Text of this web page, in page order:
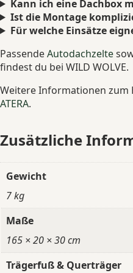
Kann ich eine Dachbox
Ist die Montage
Für welche Einsätze
PassendeAutodachzelte
findest du bei WILD WOLVE.
Weitere Informationen zum
ATERA.
Zusätzliche
Gewicht
7 kg
Maße
165 × 20 × 30 cm
Trägerfuß & Querträger